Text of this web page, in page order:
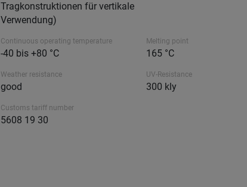
Tragkonstruktionen für vertikale
Verwendung)
Continuous operating temperature
-40 bis +80 °C
Melting point
165 °C
Weather resistance
good
UV-Resistance
300 kly
Customs tariff number
5608 19 30